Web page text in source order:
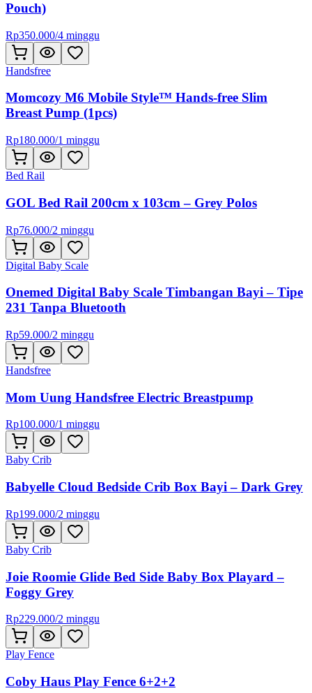
Pouch)
Rp350.000/4 minggu
Handsfree
Momcozy M6 Mobile Style™ Hands-free Slim
Breast Pump (1pcs)
Rp180.000/1 minggu
Bed Rail
GOL Bed Rail 200cm x 103cm – Grey Polos
Rp76.000/2 minggu
Digital Baby Scale
Onemed Digital Baby Scale Timbangan Bayi – Tipe
231 Tanpa Bluetooth
Rp59.000/2 minggu
Handsfree
Mom Uung Handsfree Electric Breastpump
Rp100.000/1 minggu
Baby Crib
Babyelle Cloud Bedside Crib Box Bayi – Dark Grey
Rp199.000/2 minggu
Baby Crib
Joie Roomie Glide Bed Side Baby Box Playard –
Foggy Grey
Rp229.000/2 minggu
Play Fence
Coby Haus Play Fence 6+2+2